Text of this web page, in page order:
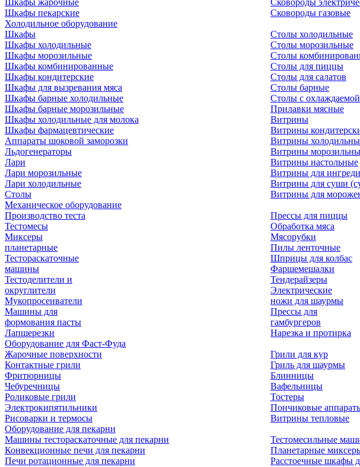
Шкафы жарочные
Шкафы пекарские
Сковороды
Сковороды газовые
Холодильное оборудование
Шкафы
Шкафы холодильные
Шкафы морозильные
Шкафы комбинированные
Шкафы кондитерские
Шкафы для вызревания мяса
Шкафы барные холодильные
Шкафы барные морозильные
Шкафы холодильные для молока
Шкафы фармацевтические
Аппараты шоковой заморозки
Льдогенераторы
Лари
Лари морозильные
Лари холодильные
Столы
Столы холодильные
Столы морозильные
Столы
Столы для пиццы
Столы для салатов
Столы барные
Столы с
Прилавки мясные
Витрины
Витрины
Витрины
Витрины
Витрины настольные
Витрины для
Витрины для суши
Витрины для
Механическое оборудование
Производство теста
Тестомесы
Миксеры
планетарные
Тестораскаточные
машины
Тестоделители и
округлители
Мукопросеиватели
Машины для
формования пасты
Лапшерезки
Прессы для пиццы
Обработка мяса
Мясорубки
Пилы ленточные
Шприцы для колбас
Фаршемешалки
Тендерайзеры
Электрические
ножи для шаурмы
Прессы для
гамбургеров
Нарезка и протирка
Оборудование для Фаст-Фуда
Жарочные поверхности
Контактные грили
Фритюрницы
Чебуречницы
Роликовые грили
Электрокипятильники
Рисоварки и термосы
Грили для кур
Гриль для шаурмы
Блинницы
Вафельницы
Тостеры
Пончиковые
Витрины тепловые
Оборудование для пекарни
Машины тестораскаточные для пекарни
Конвекционные печи для пекарни
Печи ротационные для пекарни
Тестомесильные
Планетарные
Расстоечные шкафы